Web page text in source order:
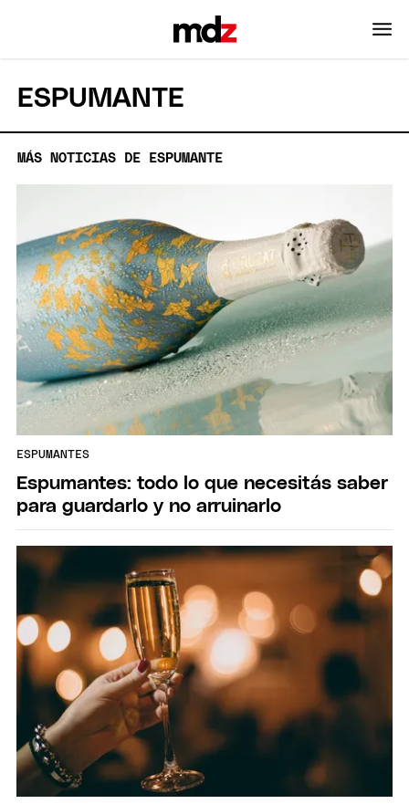
ESPUMANTE
MÁS NOTICIAS DE ESPUMANTE
ESPUMANTES
Espumantes: todo lo que necesitás saber
para guardarlo y no arruinarlo